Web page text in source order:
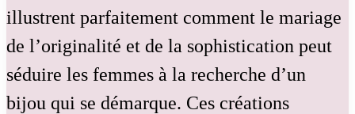
illustrent parfaitement comment le mariage
de l’originalité et de la sophistication peut
séduire les femmes à la recherche d’un
bijou qui se démarque. Ces créations